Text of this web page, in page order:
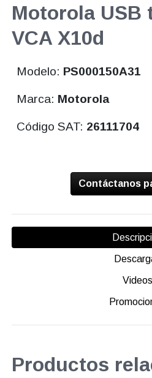
Motorola USB
VCA X10d
Modelo: PS000150A31
Marca: Motorola
Código SAT: 26111704
Contáctanos
Videos
Productos